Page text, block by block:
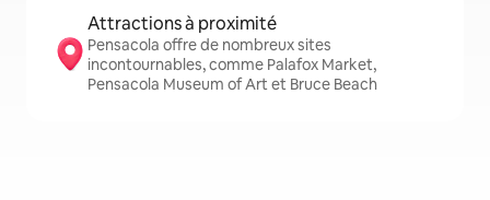
Attractions à proximité
Pensacola offre de nombreux sites
incontournables, comme Palafox Market,
Pensacola Museum of Art et Bruce Beach